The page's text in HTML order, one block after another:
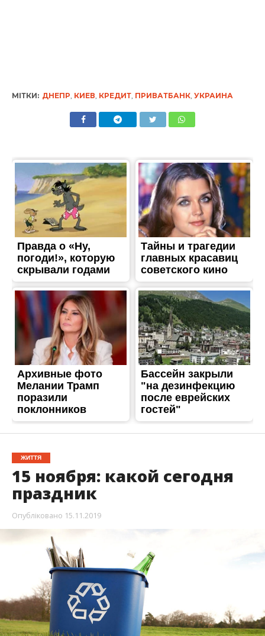
ЖИТТЯ
15 ноября: какой сегодня
праздник
Опубліковано 15.11.2019
15 ноября в Украине и мире отмечают
несколько интересных праздников. Кроме
в разные годы произошло немало
знаковых событий, повлиявших на ход
истории.
Также в этот день родилось немало известных
людей.Информатор
расскажет о самых